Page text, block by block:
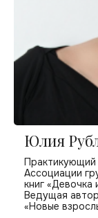
Юлия
Практикующий
Ассоциации
книг
Ведущая
«Новые